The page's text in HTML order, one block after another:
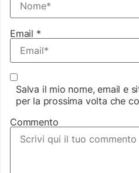
Email *
Salva il mio nome, email e
per la prossima volta che
Commento